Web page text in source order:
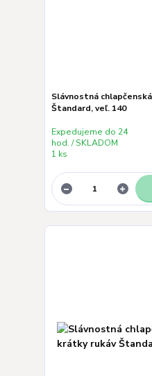
Slávnostná
Štandard, veľ. 140
Expedujeme do 24
hod. / SKLADOM
1 ks